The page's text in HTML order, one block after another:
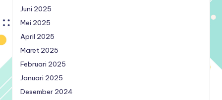
Juni 2025
Mei 2025
April 2025
Maret 2025
Februari 2025
Januari 2025
Desember 2024